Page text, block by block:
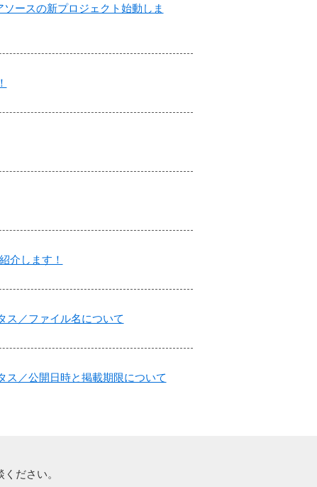
ースの新プロジェクト始動しま
介します！
ス／ファイル名について
ス／公開日時と掲載期限について
ださい。